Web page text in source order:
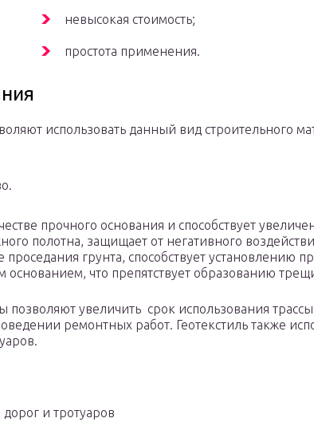
невысокая стоимость;
простота применения.
использовать данный вид строительного
прочного основания и способствует
полотна, защищает от негативного
грунта, способствует установлению
что препятствует образованию
увеличить срок использования
ремонтных работ. Геотекстиль также
дорог и тротуаров